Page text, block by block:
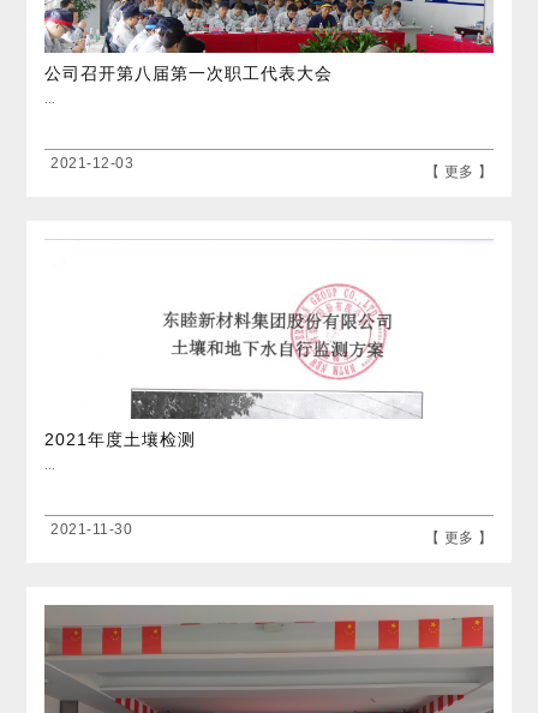
公司召开第八届第一次职工代表大会
2021-12-03 【 更多 】
2021年度土壤检测
2021-11-30 【 更多 】